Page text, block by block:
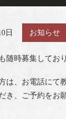
日 お知らせ
随時募集してお
は、お電話にて
き、ご予約をお